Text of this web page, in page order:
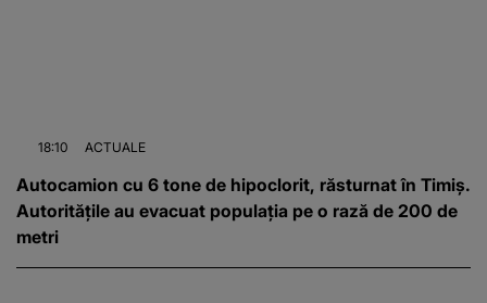
18:10 ACTUALE
Autocamion cu 6 tone de hipoclorit, răsturnat în Timiș.
Autoritățile au evacuat populația pe o rază de 200 de
metri